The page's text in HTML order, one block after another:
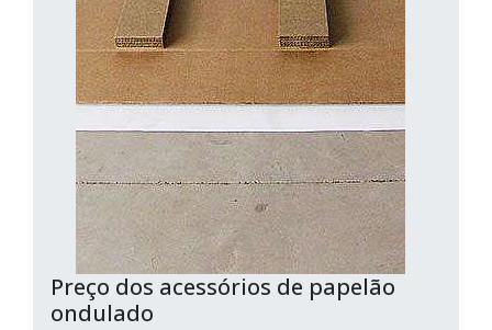
Preço dos acessórios de papelão
ondulado